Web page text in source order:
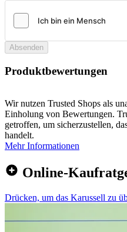
Absenden
Produktbewertungen
Wir nutzen Trusted Shops als
Einholung von Bewertungen.
getroffen, um sicherzustellen,
handelt.
Mehr Informationen
Online-
Drücken, um das Karussell zu